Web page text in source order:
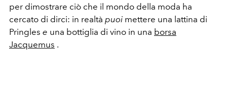
per dimostrare ciò che il mondo della moda ha
cercato di dirci: in realtà puoi mettere una lattina di
Pringles e una bottiglia di vino in una borsa
Jacquemus .